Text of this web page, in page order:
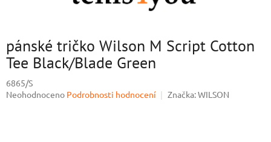
pánské tričko Wilson M Script Cotton
Tee Black/Blade Green
6865/S
Průměrné
Neohodnoceno Podrobnosti hodnocení Značka:WILSON